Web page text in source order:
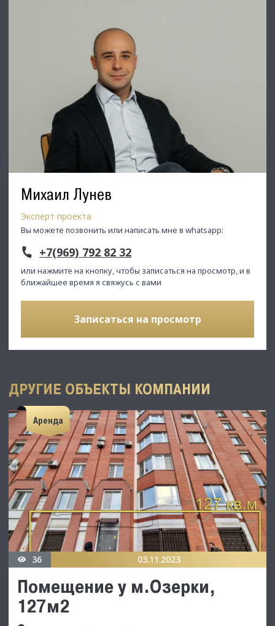
Михаил Лунев
Эксперт проекта
Вы можете позвонить или написать мне в whatsapp:
+7(969) 792 82 32
или нажмите на кнопку, чтобы записаться на просмотр, и в
ближайшее время я свяжусь с вами
Записаться на просмотр
ДРУГИЕ ОБЪЕКТЫ КОМПАНИИ
Аренда
36 03.11.2023
Помещение у м.Озерки,
127м2